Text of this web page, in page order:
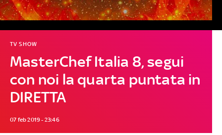
MasterChef Italia 8, segui
con noi la quarta puntata in
DIRETTA
TV SHOW
07 feb 2019 - 23:46